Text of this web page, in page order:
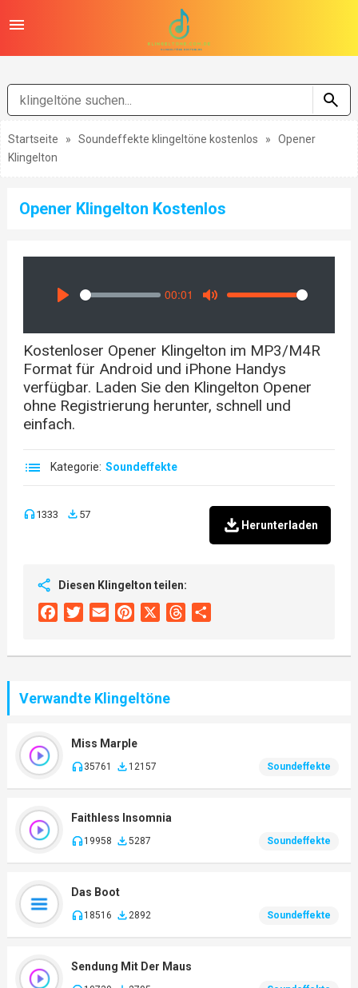
Startseite » Soundeffekte klingeltöne kostenlos »
Opener
Klingelton
Opener Klingelton Kostenlos
Seek
00:01
Volume
Kostenloser Opener Klingelton im MP3/M4R
Format für Android und iPhone Handys
verfügbar. Laden Sie den Klingelton Opener
ohne Registrierung herunter, schnell und
einfach.
Kategorie: Soundeffekte
1333 57
Herunterladen
Diesen Klingelton teilen:
FacebookTwitterEmail Pinterest Threads
Verwandte Klingeltöne
Miss Marple
35761 12157 Soundeffekte
Faithless Insomnia
19958 5287 Soundeffekte
Das Boot
18516 2892 Soundeffekte
Sendung Mit Der Maus